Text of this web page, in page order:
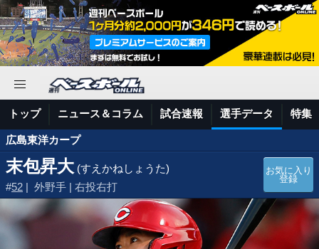
トップ ニュース＆コラム 試合速報 選手データ 特集
広島東洋カープ
末包昇大 (すえかねしょうた)
#52 | 外野手 | 右投右打
お気に入り
登録